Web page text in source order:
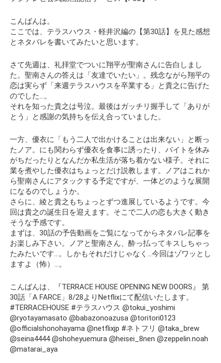
o
o
k
t
t
n
p
k
こんばんは。
ここでは、テラスハウス・軽井沢編の 【第30話】
を見た感想
とネタバレを書いてみたいと思います。
さて先週は、礼拝堂でついに翔平が聖南さんに告白しまし
た。聖南さんの答えは 「友達でいたい」
。残念ながら翔平の
恋は実らず「来週テラスハウスを卒業する」と貴之に告げた
のでした…。
それを知った貴之は号泣。最後はガッチリ握手して「ありが
とう」と感謝の気持ちを伝え合っていました。
一方、優衣に「もう二人で出かけることは出来ない」と断っ
たノア。にも関わらず優衣を食事に誘ったり、バイトを休み
がちだったりとなんだか私生活が落ち着かない様子。それに
業を煮やした優衣はちょっとだけ説教します。ノアはこれか
ら聖南さんにアタックする予定ですが、一体どのような展開
になるのでしょうか。
さらに、綾と貴之もちょっとずつ進展しているようです。今
回は貴之の誕生日を迎えます。そこで二人の恋も大きく動き
そうな予感です。
まずは、30話の予告動画をご覧になってからネタバレ記事を
お楽しみ下さい。ノアと聖南さん、酔っ払ってキスしちゃっ
たみたいです…。しかもそれだけじゃなく…今回はゾワッとし
ますよ（怖）…。
こんばんは、『TERRACE HOUSE OPENING NEW DOORS』 第
30話「A FARCE」8/28よりNetflixにて配信いたします。
#TERRACEHOUSE #テラスハウス @tokui_yoshimi
@ryotayamasato @babazonoazusa @toritori0123
@officialshonohayama @netflixjp #ネトフリ @taka_brew
@seina4444 @shoheyuemura @heisei_8nen @zeppelin.noah
@matarai_aya